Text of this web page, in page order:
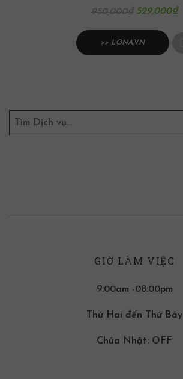
529,000₫
>> LONA.VN
GIỜ LÀM VIỆC
9:00am -08:00pm
Thứ Hai đến Thứ Bảy
Chúa Nhật: OFF